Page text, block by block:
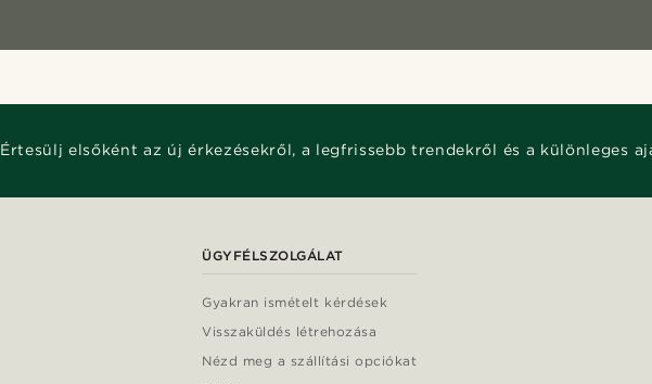
Értesülj elsőként az új érkezésekről, a legfrissebb trendekről és a különleges
ÜGYFÉLSZOLGÁLAT
Gyakran ismételt kérdések
Visszaküldés létrehozása
Nézd meg a szállítási opciókat